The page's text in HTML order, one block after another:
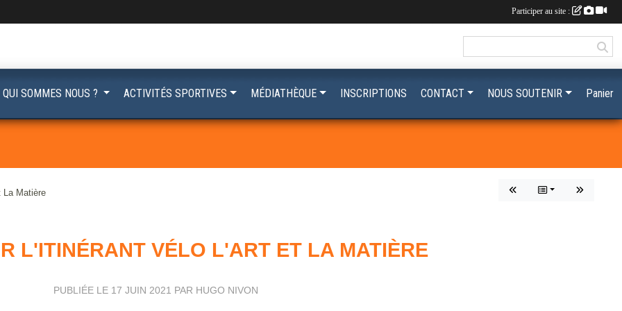
La Matière
L'ITINÉRANT VÉLO L'ART ET LA MATIÈRE
PUBLIÉE LE 17 JUIN 2021 PAR HUGO NIVON
QUI SOMMES NOUS ? ACTIVITÉS SPORTIVES MÉDIATHÈQUE INSCRIPTIONS CONTACT NOUS SOUTENIR Panier
Participer au site :